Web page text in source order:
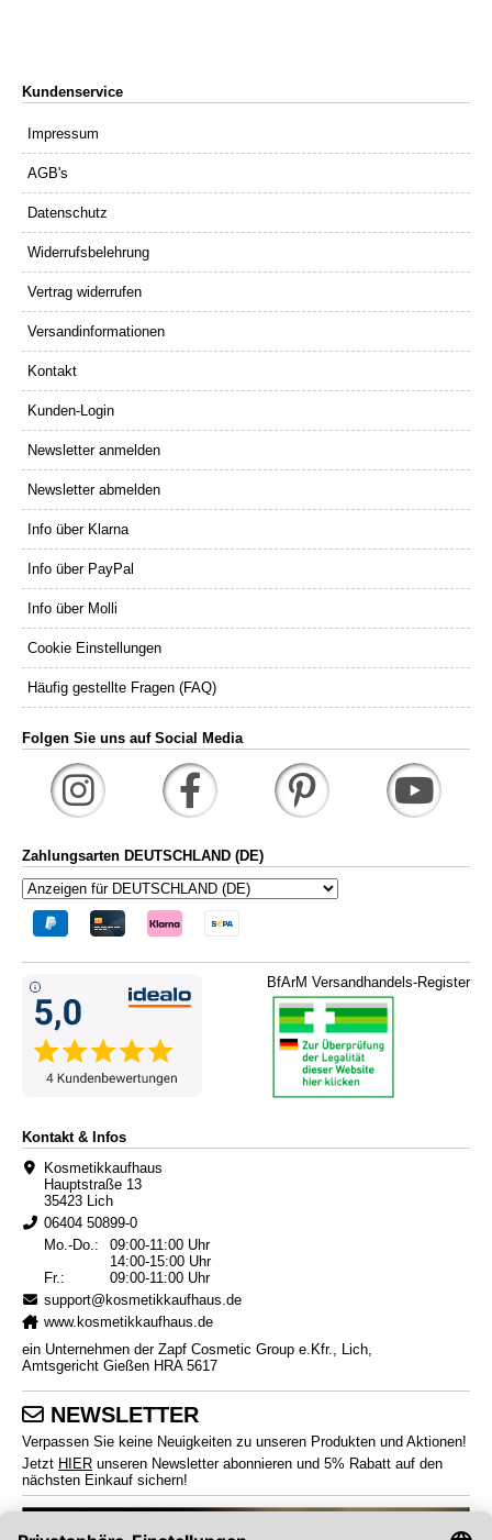
Kundenservice
Impressum
AGB's
Datenschutz
Widerrufsbelehrung
Vertrag widerrufen
Versandinformationen
Kontakt
Kunden-Login
Newsletter anmelden
Newsletter abmelden
Info über Klarna
Info über PayPal
Info über Molli
Cookie Einstellungen
Häufig gestellte Fragen (FAQ)
Folgen Sie uns auf Social Media
Zahlungsarten DEUTSCHLAND (DE)
BfArM Versandhandels-Register
Kontakt & Infos
Kosmetikkaufhaus
Hauptstraße 13
35423 Lich
06404 50899-0
Mo.-Do.:
09:00-11:00 Uhr
14:00-15:00 Uhr
Fr.:
09:00-11:00 Uhr
support@kosmetikkaufhaus.de
www.kosmetikkaufhaus.de
ein Unternehmen der Zapf Cosmetic Group e.Kfr., Lich,
Amtsgericht Gießen HRA 5617
NEWSLETTER
Verpassen Sie keine Neuigkeiten zu unseren Produkten und Aktionen!
Jetzt HIER unseren Newsletter abonnieren und 5% Rabatt auf den
nächsten Einkauf sichern!